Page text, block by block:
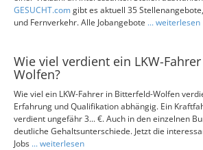
GESUCHT.comgibt es aktuell 35
und Fernverkehr. Alle Jobangebote ... weiterlesen
Wie viel verdient ein LKW-
Wolfen?
Wie viel ein LKW-Fahrer in Bitterfeld-Wolfen
Erfahrung und Qualifikation abhängig. Ein
verdient ungefähr 3... €. Auch in den einzelnen
deutliche Gehaltsunterschiede. Jetzt die
Jobs ... weiterlesen